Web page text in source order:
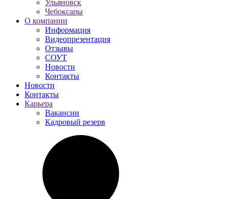
Ульяновск
Чебоксары
О компании
Информация
Видеопрезентация
Отзывы
СОУТ
Новости
Контакты
Новости
Контакты
Карьера
Вакансии
Кадровый резерв